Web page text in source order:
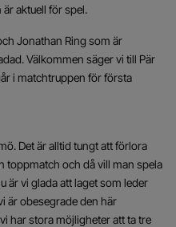
aktuell för spel.
Jonathan Ring som är
Välkommen säger vi till Pär
i matchtruppen för första
Det är alltid tungt att förlora
toppmatch och då vill man spela
är vi glada att laget som leder
är obesegrade den här
har stora möjligheter att ta tre